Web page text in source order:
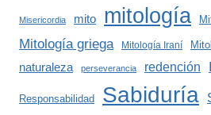
Misericordia mito mitología
Mitología griega Mitología Iraní
naturaleza perseverancia redención
Responsabilidad Sabiduría